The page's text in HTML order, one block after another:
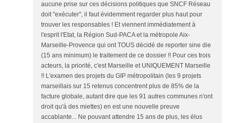
aucune prise sur ces décisions politiques que SNCF Réseau
doit "exécuter", il faut évidemment regarder plus haut pour
trouver les responsables ! Et viennent immédiatement à
l'esprit l'Etat, la Région Sud-PACA et la métropole Aix-
Marseille-Provence qui ont TOUS décidé de reporter sine die
(15 ans minimum) le traitement de ce dossier !! Pour ces trois
acteurs, la priorité, c'est Marseille et UNIQUEMENT Marseille
!! L'examen des projets du GIP métropolitain (les 9 projets
marseillais sur 15 retenus concentrent plus de 85% de la
facture globale, autant dire que les 91 autres communes n'ont
droit qu'à des miettes) en est une nouvelle preuve
accablante... Ne pouvant attendre 15 ans de plus, les élus